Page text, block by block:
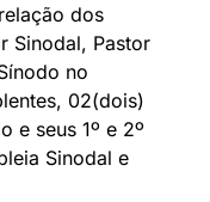
dos
Sinodal, Pastor
no
02(dois)
e seus 1º e 2º
Sinodal e